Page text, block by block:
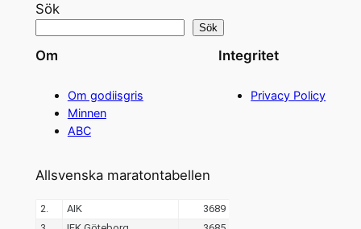
Sök
Sök
Om
Om godiisgris
Minnen
ABC
Integritet
Privacy Policy
Allsvenska maratontabellen